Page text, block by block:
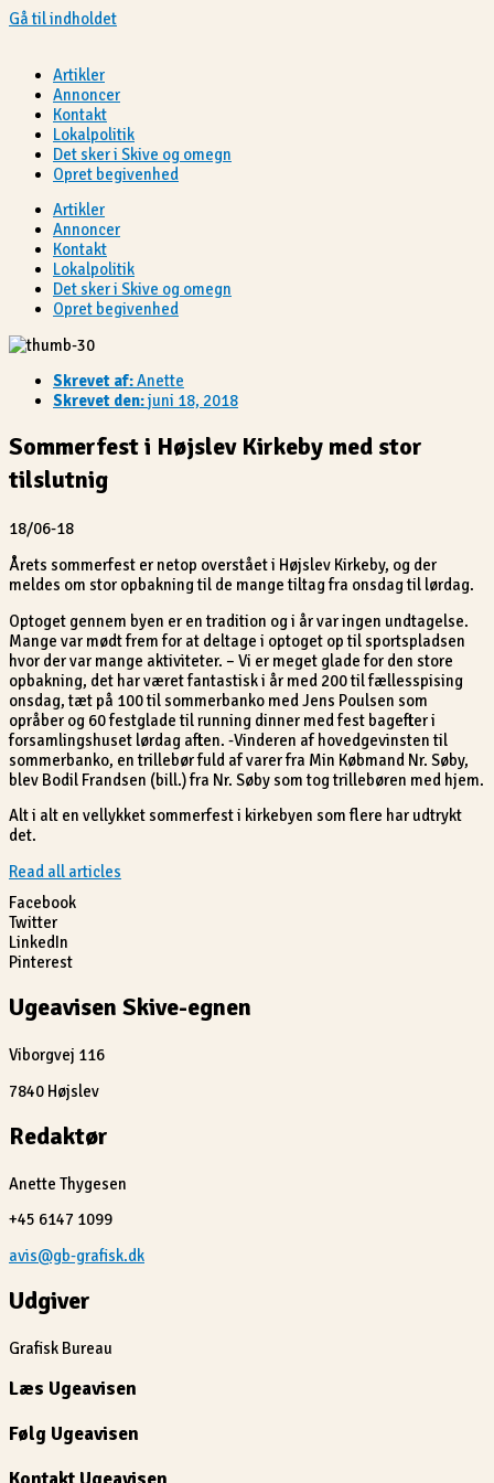
Gå til indholdet
Artikler
Annoncer
Kontakt
Lokalpolitik
Det sker i Skive og omegn
Opret begivenhed
Artikler
Annoncer
Kontakt
Lokalpolitik
Det sker i Skive og omegn
Opret begivenhed
Skrevet af:Anette
Skrevet den:juni 18, 2018
Sommerfest i Højslev Kirkeby med stor
tilslutnig
18/06-18
Årets sommerfest er netop overstået i Højslev Kirkeby, og der
meldes om stor opbakning til de mange tiltag fra onsdag til lørdag.
Optoget gennem byen er en tradition og i år var ingen undtagelse.
Mange var mødt frem for at deltage i optoget op til sportspladsen
hvor der var mange aktiviteter. – Vi er meget glade for den store
opbakning, det har været fantastisk i år med 200 til fællesspising
onsdag, tæt på 100 til sommerbanko med Jens Poulsen som
opråber og 60 festglade til running dinner med fest bagefter i
forsamlingshuset lørdag aften. -Vinderen af hovedgevinsten til
sommerbanko, en trillebør fuld af varer fra Min Købmand Nr. Søby,
blev Bodil Frandsen (bill.) fra Nr. Søby som tog trillebøren med hjem.
Alt i alt en vellykket sommerfest i kirkebyen som flere har udtrykt
det.
Read all articles
Facebook
Twitter
LinkedIn
Pinterest
Ugeavisen Skive-egnen
Viborgvej 116
7840 Højslev
Redaktør
Anette Thygesen
+45 6147 1099
avis@gb-grafisk.dk
Udgiver
Grafisk Bureau
Læs Ugeavisen
Følg Ugeavisen